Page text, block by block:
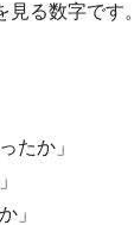
る数字です。
たか」
」